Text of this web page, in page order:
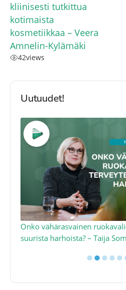
kliinisesti tutkittua
kotimaista
kosmetiikkaa – Veera
Amnelin-Kylämäki
42views
Uutuudet!
Onko vähärasvainen
suurista harhoista? – Taija
●●●●●